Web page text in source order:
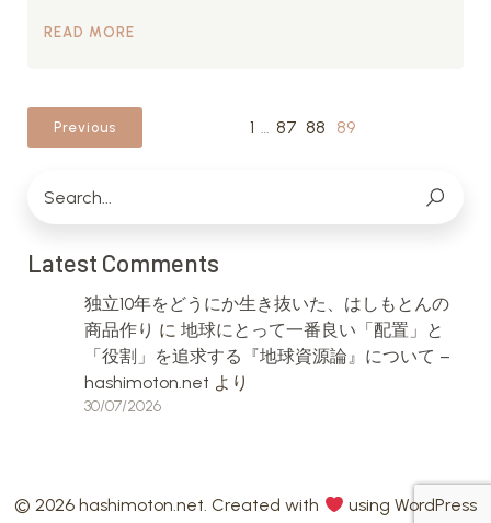
READ MORE
Previous 1 87 88 89
Latest Comments
独立10年をどうにか生き抜いた、はしもとんの
商品作り に 地球にとって一番良い「配置」と
「役割」を追求する『地球資源論』について –
hashimoton.net より
30/07/2026
© 2026 hashimoton.net. Created with
using WordPress